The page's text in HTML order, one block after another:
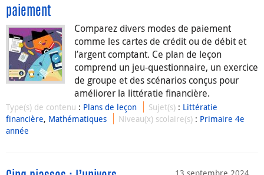
paiement
Comparez divers modes de paiement
comme les cartes de crédit ou de débit et
l’argent comptant. Ce plan de leçon
comprend un jeu-questionnaire, un exercice
de groupe et des scénarios conçus pour
améliorer la littératie financière.
Type(s) de contenu : Plans de leçon Sujet(s) : Littératie
financière, Mathématiques Niveau(x) scolaire(s) : Primaire 4e
année